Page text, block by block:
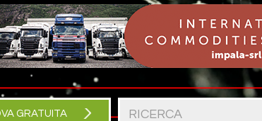
GRATUITA